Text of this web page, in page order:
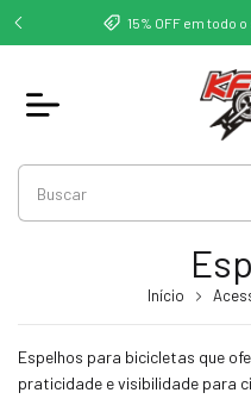
- 15% OFF em todo
Início
Espelhos para bicicletas que
praticidade e visibilidade para